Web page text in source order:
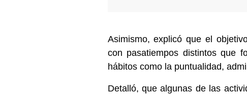
Asimismo, explicó que el
con pasatiempos distintos que
hábitos como la puntualidad,
Detalló, que algunas de las